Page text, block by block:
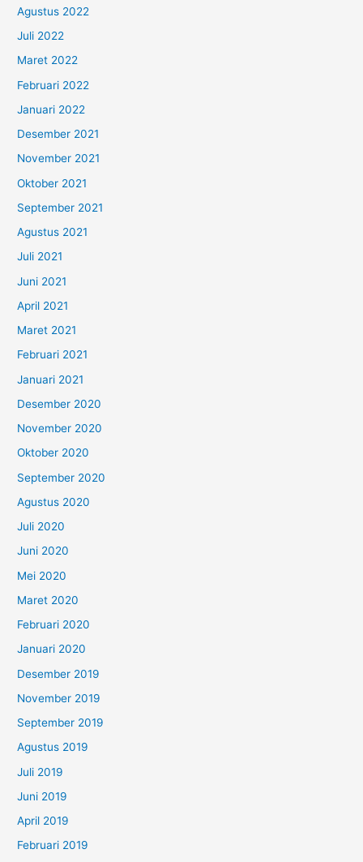
Agustus 2022
Juli 2022
Maret 2022
Februari 2022
Januari 2022
Desember 2021
November 2021
Oktober 2021
September 2021
Agustus 2021
Juli 2021
Juni 2021
April 2021
Maret 2021
Februari 2021
Januari 2021
Desember 2020
November 2020
Oktober 2020
September 2020
Agustus 2020
Juli 2020
Juni 2020
Mei 2020
Maret 2020
Februari 2020
Januari 2020
Desember 2019
November 2019
September 2019
Agustus 2019
Juli 2019
Juni 2019
April 2019
Februari 2019